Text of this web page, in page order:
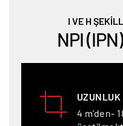
I VE H
NPI
UZUNLUK
4 m’den-